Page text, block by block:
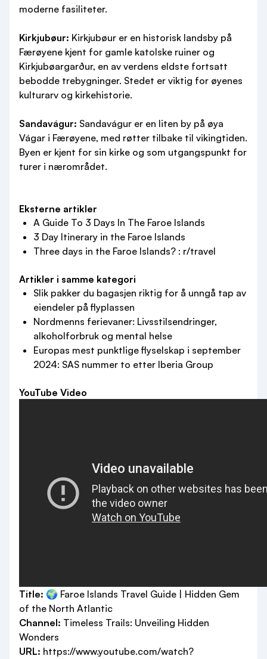
moderne fasiliteter.
Kirkjubøur: Kirkjubøur er en historisk landsby på
Færøyene kjent for gamle katolske ruiner og
Kirkjubøargarður, en av verdens eldste fortsatt
bebodde trebygninger. Stedet er viktig for øyenes
kulturarv og kirkehistorie.
Sandavágur: Sandavágur er en liten by på øya
Vágar i Færøyene, med røtter tilbake til vikingtiden.
Byen er kjent for sin kirke og som utgangspunkt for
turer i nærområdet.
Eksterne artikler
A Guide To 3 Days In The Faroe Islands
3 Day Itinerary in the Faroe Islands
Three days in the Faroe Islands? : r/travel
Artikler i samme kategori
Slik pakker du bagasjen riktig for å unngå tap av
eiendeler på flyplassen
Nordmenns ferievaner: Livsstilsendringer,
alkoholforbruk og mental helse
Europas mest punktlige flyselskap i september
2024: SAS nummer to etter Iberia Group
YouTube Video
Title: 🌍 Faroe Islands Travel Guide | Hidden Gem
of the North Atlantic
Channel: Timeless Trails: Unveiling Hidden
Wonders
URL: https://www.youtube.com/watch?